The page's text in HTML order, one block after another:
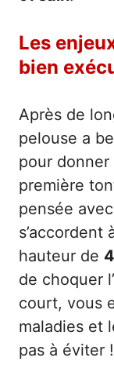
Les
bien
Après de
pelouse a
pour donner
première
pensée avec
s’accordent
hauteur de
de choquer
court, vous
maladies et
pas à éviter !